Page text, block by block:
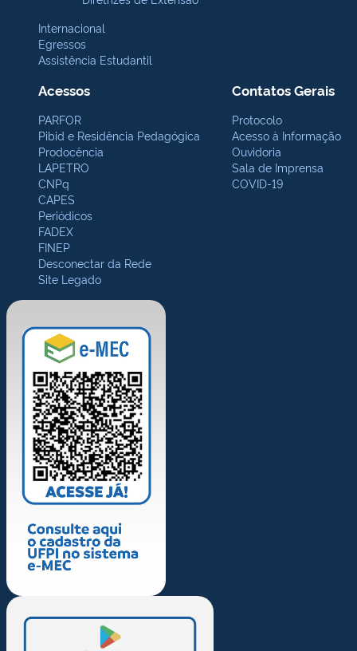
Internacional
Egressos
Assistência Estudantil
Acessos
PARFOR
Pibid e Residência Pedagógica
Prodocência
LAPETRO
CNPq
CAPES
Periódicos
FADEX
FINEP
Desconectar da Rede
Site Legado
Contatos Gerais
Protocolo
Acesso à Informação
Ouvidoria
Sala de Imprensa
COVID-19